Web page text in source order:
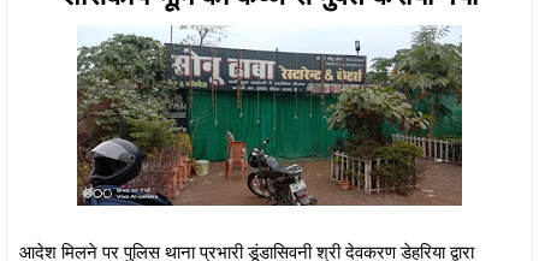
आदेश मिलने पर पुलिस थाना प्रभारी डूंडासिवनी श्री देवकरण डेहरिया द्वारा